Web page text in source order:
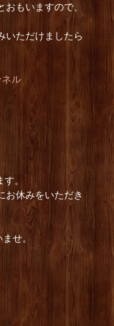
おもいますので、
いただけましたら
ネル
す。
お休みをいただき
ませ。